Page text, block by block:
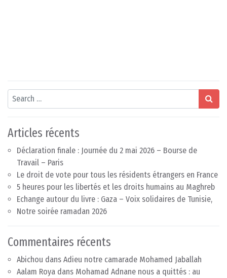
Search
Articles récents
Déclaration finale : Journée du 2 mai 2026 – Bourse de
Travail – Paris
Le droit de vote pour tous les résidents étrangers en France
5 heures pour les libertés et les droits humains au Maghreb
Echange autour du livre : Gaza – Voix solidaires de Tunisie,
Notre soirée ramadan 2026
Commentaires récents
Abichou dans Adieu notre camarade Mohamed Jaballah
Aalam Roya dans Mohamad Adnane nous a quittés : au